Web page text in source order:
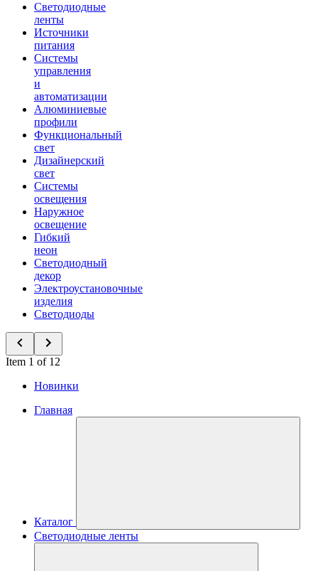
Светодиодные
ленты
Источники
питания
Системы
управления
и
автоматизации
Алюминиевые
профили
Функциональный
свет
Дизайнерский
свет
Системы
освещения
Наружное
освещение
Гибкий
неон
Светодиодный
декор
Электроустановочные
изделия
Светодиоды
Item 1 of 12
Новинки
Главная
Каталог
Светодиодные ленты